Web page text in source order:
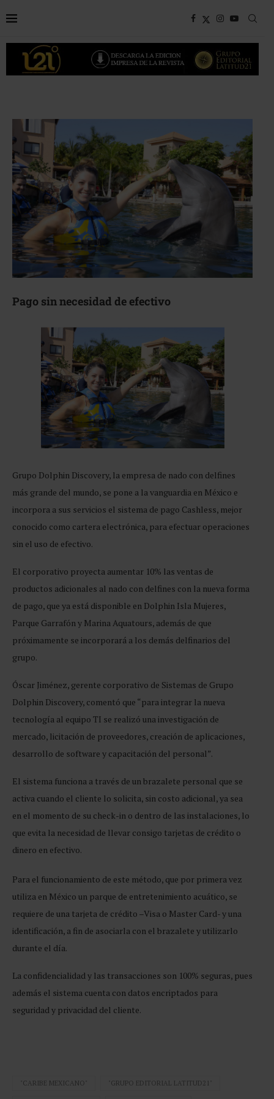
Pago sin necesidad de efectivo
Grupo Dolphin Discovery, la empresa de nado con delfines
más grande del mundo, se pone a la vanguardia en México e
incorpora a sus servicios el sistema de pago Cashless, mejor
conocido como cartera electrónica, para efectuar operaciones
sin el uso de efectivo.
El corporativo proyecta aumentar 10% las ventas de
productos adicionales al nado con delfines con la nueva forma
de pago, que ya está disponible en Dolphin Isla Mujeres,
Parque Garrafón y Marina Aquatours, además de que
próximamente se incorporará a los demás delfinarios del
grupo.
Óscar Jiménez, gerente corporativo de Sistemas de Grupo
Dolphin Discovery, comentó que “para integrar la nueva
tecnología al equipo TI se realizó una investigación de
mercado, licitación de proveedores, creación de aplicaciones,
desarrollo de software y capacitación del personal”.
El sistema funciona a través de un brazalete personal que se
activa cuando el cliente lo solicita, sin costo adicional, ya sea
en el momento de su check-in o dentro de las instalaciones, lo
que evita la necesidad de llevar consigo tarjetas de crédito o
dinero en efectivo.
Para el funcionamiento de este método, que por primera vez
utiliza en México un parque de entretenimiento acuático, se
requiere de una tarjeta de crédito –Visa o Master Card- y una
identificación, a fin de asociarla con el brazalete y utilizarlo
durante el día.
La confidencialidad y las transacciones son 100% seguras, pues
además el sistema cuenta con datos encriptados para
seguridad y privacidad del cliente.
"CARIBE MEXICANO" "GRUPO EDITORIAL LATITUD21"